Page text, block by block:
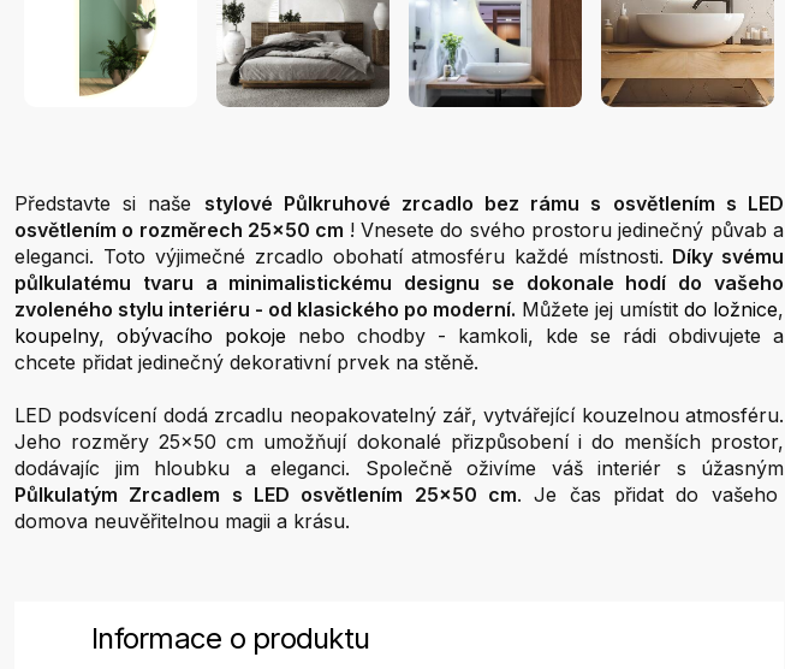
Představte si naše stylové Půlkruhové zrcadlo bez rámu s osvětlením s LED
osvětlením o rozměrech 25x50 cm ! Vnesete do svého prostoru jedinečný půvab a
eleganci. Toto výjimečné zrcadlo obohatí atmosféru každé místnosti. Díky svému
půlkulatému tvaru a minimalistickému designu se dokonale hodí do vašeho
zvoleného stylu interiéru - od klasického po moderní. Můžete jej umístit do ložnice,
koupelny, obývacího pokoje nebo chodby - kamkoli, kde se rádi obdivujete a
chcete přidat jedinečný dekorativní prvek na stěně.
LED podsvícení dodá zrcadlu neopakovatelný zář, vytvářející kouzelnou atmosféru.
Jeho rozměry 25x50 cm umožňují dokonalé přizpůsobení i do menších prostor,
dodávajíc jim hloubku a eleganci. Společně oživíme váš interiér s úžasným
Půlkulatým Zrcadlem s LED osvětlením 25x50 cm. Je čas přidat do vašeho
domova neuvěřitelnou magii a krásu.
Informace o produktu